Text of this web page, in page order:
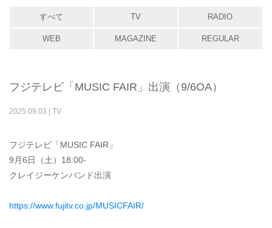
すべて TV RADIO
WEB MAGAZINE REGULAR
フジテレビ「MUSIC FAIR」出演（9/6OA）
2025.09.03 TV
フジテレビ「MUSIC FAIR」
9月6日（土）18:00-
クレイジーケンバンド出演
https://www.fujitv.co.jp/MUSICFAIR/